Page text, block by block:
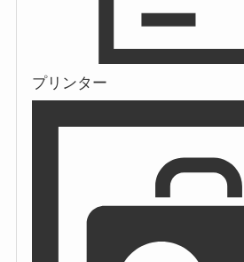
プリンター